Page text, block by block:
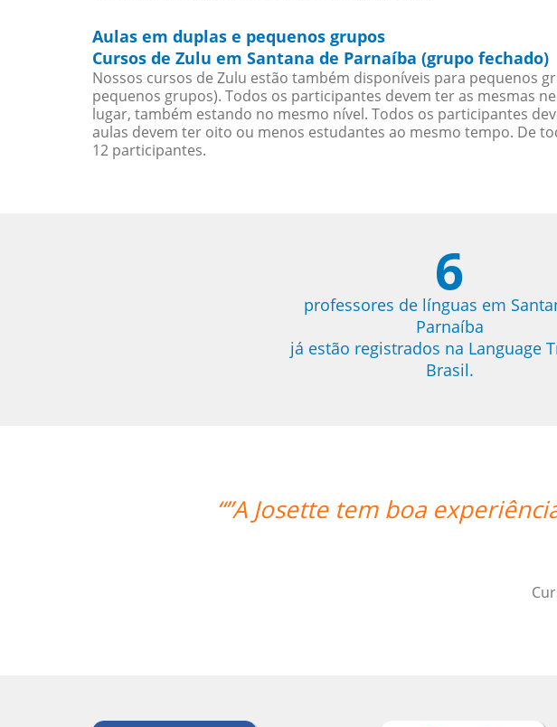
Aulas em duplas e pequenos grupos
Cursos de Zulu em Santana de Parnaíba (grupo fechado)
Nossos cursos de Zulu estão também disponíveis para pequenos
pequenos grupos). Todos os participantes devem ter as mesmas
lugar, também estando no mesmo nível. Todos os participantes
aulas devem ter oito ou menos estudantes ao mesmo tempo. De
12 participantes.
6
professores de línguas em
Parnaíba
já estão registrados na Language
Brasil.
boa experiência, entende as dificuldades de um
aprendizado.””